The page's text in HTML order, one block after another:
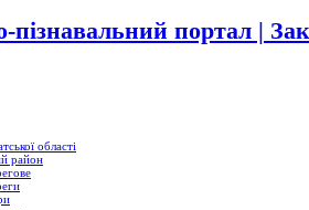
пізнавальний портал |
області
район